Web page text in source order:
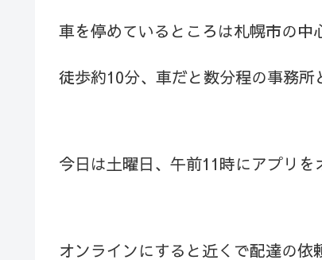
車を停めているところは札幌市の中
徒歩約10分、車だと数分程の事務
今日は土曜日、午前11時にアプリ
オンラインにすると近くで配達の依